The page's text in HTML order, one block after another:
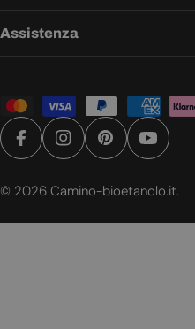
Assistenza
Metodi
di
pagamento
FacebookInstagramPinterestYouTube
© 2026 Camino-bioetanolo.it.